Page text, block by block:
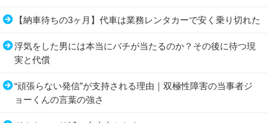
【納車待ちの3ヶ月】代車は業務レンタカーで安く乗り切れた
浮気をした男には本当にバチが当たるのか？その後に待つ現
実と代償
“頑張らない発信”が支持される理由｜双極性障害の当事者ジ
ョーくんの言葉の強さ